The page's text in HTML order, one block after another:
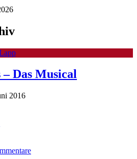
Das Musical
2016